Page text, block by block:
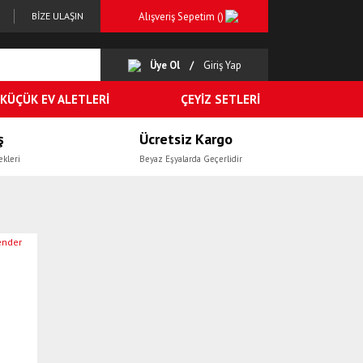
BİZE ULAŞIN Alışveriş Sepetim ()
Üye Ol Giriş Yap
KÜÇÜK EV ALETLERİ ÇEYİZ SETLERİ
Ücretsiz Kargo
Beyaz Eşyalarda Geçerlidir